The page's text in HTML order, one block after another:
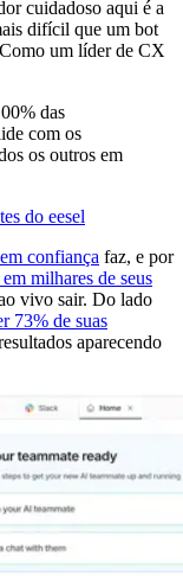
cuidadoso aqui é a
difícil que um bot
um líder de CX
das
com os
os outros em
do eesel
confiança faz, e por
milhares de seus
vivo sair. Do lado
73% de suas
aparecendo